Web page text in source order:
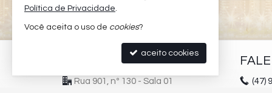
PADILHA IMÓVEIS
Rua 901, nº 130 - Sala 01
(47)
Política de Privacidade.
Você aceita o uso de cookies?
aceito cookies